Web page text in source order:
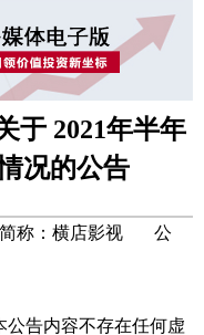
于 2021年半年
况的公告
：横店影视 公
告内容不存在任何虚